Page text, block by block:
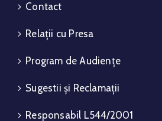
Contact
Relații cu Presa
Program de Audiențe
Sugestii și Reclamații
Responsabil L544/2001